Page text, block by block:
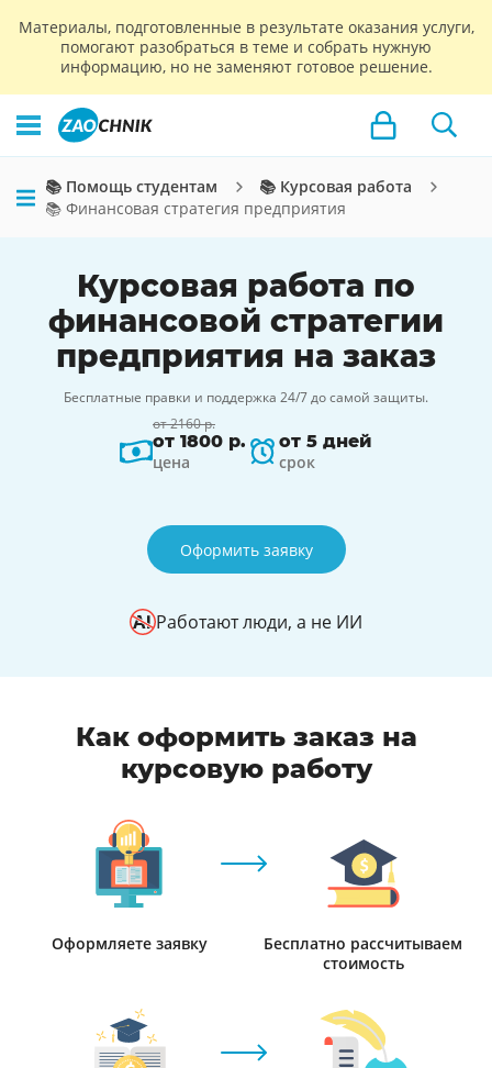
Материалы, подготовленные в результате оказания услуги,
помогают разобраться в теме и собрать нужную
информацию, но не заменяют готовое решение.
📚 Помощь студентам
📚 Курсовая работа
📚 Финансовая стратегия предприятия
Курсовая работа по
финансовой стратегии
предприятия на заказ
Бесплатные правки и поддержка 24/7 до самой защиты.
от 2160 р.
от 1800 р.
цена
от 5 дней
срок
Оформить заявку
Работают люди, а не ИИ
Как оформить заказ на
курсовую работу
Оформляете заявку
Бесплатно рассчитываем
стоимость